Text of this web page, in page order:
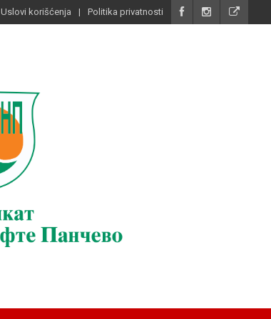
Uslovi korišćenja Politika privatnosti